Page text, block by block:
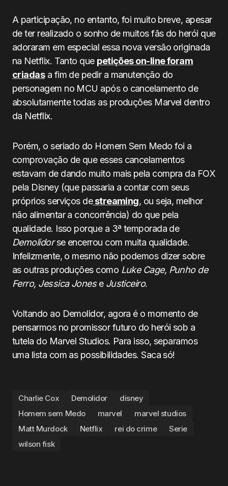
A participação, no entanto, foi muito breve, apesar
de ter realizado o sonho de muitos fãs do herói que
adoraram em especial essa nova versão originada
na Netflix. Tanto que petições on-line foram
criadasa fim de pedir a manutenção do
personagem no MCU após o cancelamento de
absolutamente todas as produções Marvel dentro
da Netflix.
Porém, o seriado do Homem Sem Medo foi a
comprovação de que esses cancelamentos
estavam de dando muito mais pela compra da FOX
pela Disney (que passaria a contar com seus
próprios serviços destreaming, ou seja, melhor
não alimentar a concorrência) do que pela
qualidade. Isso porque a 3ª temporada de
Demolidorse encerrou com muita qualidade.
Infelizmente, o mesmo não podemos dizer sobre
as outras produções como Luke Cage, Punho de
Ferro, Jessica Jonese Justiceiro.
Voltando ao Demolidor, agora é o momento de
pensarmos no promissor futuro do herói sob a
tutela do Marvel Studios. Para isso, separamos
uma lista com as possibilidades. Saca só!
Charlie Cox Demolidor
disney
Homem sem Medo
marvel
marvel studios
Matt Murdock
Netflix rei do crime
Serie
wilson fisk